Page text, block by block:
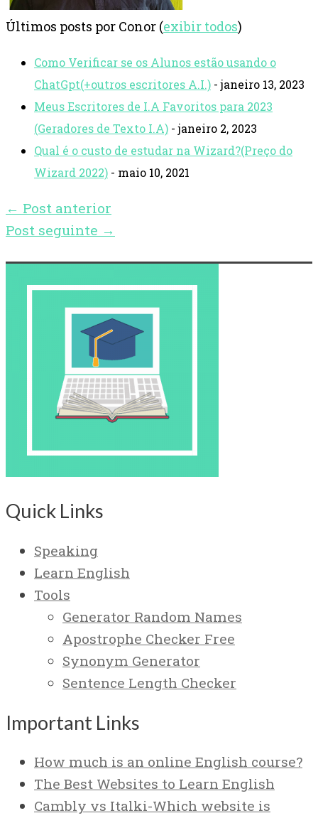
Últimos posts por Conor (exibir todos)
Como Verificar se os Alunos estão usando o
ChatGpt(+outros escritores A.I.) - janeiro 13, 2023
Meus Escritores de I.A Favoritos para 2023
(Geradores de Texto I.A) - janeiro 2, 2023
Qual é o custo de estudar na Wizard?(Preço do
Wizard 2022) - maio 10, 2021
← Post anterior
Post seguinte →
Quick Links
Speaking
Learn English
Tools
Generator Random Names
Apostrophe Checker Free
Synonym Generator
Sentence Length Checker
Important Links
How much is an online English course?
The Best Websites to Learn English
Cambly vs Italki-Which website is